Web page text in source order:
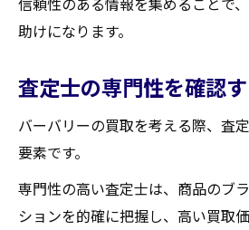
助けになります。
査定士の専門性を確認
バーバリーの買取を考える際、査
要素です。
専門性の高い査定士は、商品のブ
ションを的確に把握し、高い買取